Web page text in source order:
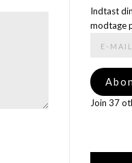
Indtast
modtage
adresse
Join 37